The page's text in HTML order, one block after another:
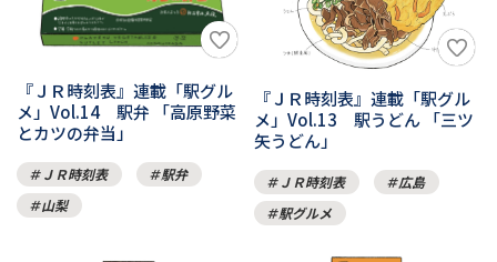
『ＪＲ時刻表』連載「駅グル
メ」Vol.14 駅弁 「高原野菜
とカツの弁当」
ＪＲ時刻表
駅弁
山梨
『ＪＲ時刻表』連載「駅グル
メ」Vol.13 駅うどん 「三ツ
矢うどん」
ＪＲ時刻表
広島
駅グルメ